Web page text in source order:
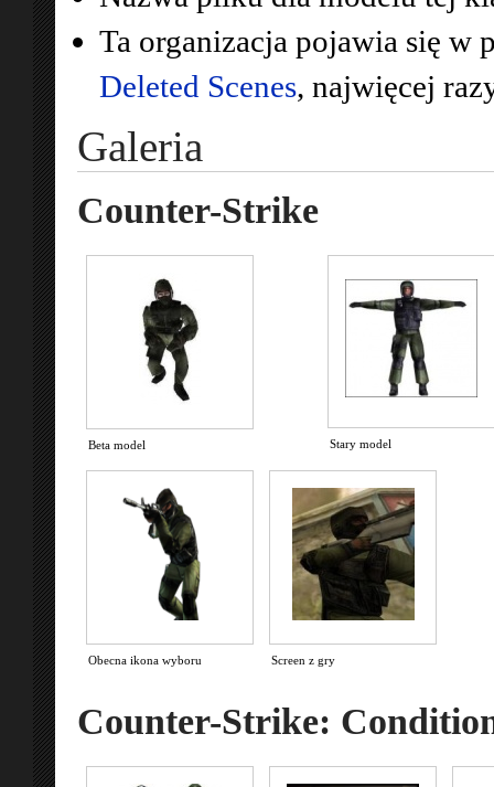
Ta organizacja pojawia się w
Deleted Scenes, najwięcej
Galeria
Counter-Strike
Beta model Stary model
Obecna ikona wyboru Screen z gry
Counter-Strike: